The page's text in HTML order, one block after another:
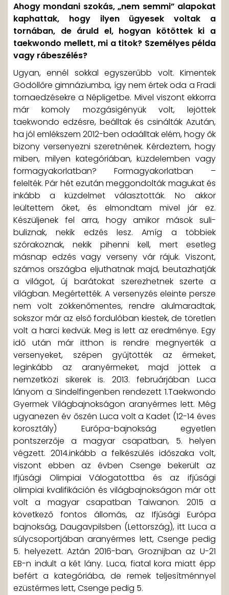
Ahogy mondani szokás, „nem semmi” alapokat
kaphattak, hogy ilyen ügyesek voltak a
tornában, de áruld el, hogyan kötöttek ki a
taekwondo mellett, mi a titok? Személyes példa
vagy rábeszélés?
Ugyan, ennél sokkal egyszerűbb volt. Kimentek
Gödöllőre gimnáziumba, így nem értek oda a Fradi
tornaedzésekre a Népligetbe. Mivel viszont ekkorra
már komoly mozgásigényük volt, lejöttek
taekwondo edzésre, beálltak és csinálták Azután,
ha jól emlékszem 2012-ben odaálltak elém, hogy ők
bizony versenyezni szeretnének. Kérdeztem, hogy
miben, milyen kategóriában, küzdelemben vagy
formagyakorlatban? Formagyakorlatban –
felelték. Pár hét ezután meggondolták magukat és
inkább a küzdelmet választották. No akkor
leültettem őket, és elmondtam mivel jár ez.
Készüljenek fel arra, hogy amikor mások suli-
buliznak, nekik edzés lesz. Amíg a többiek
szórakoznak, nekik pihenni kell, mert esetleg
másnap edzés vagy verseny vár rájuk. Viszont,
számos országba eljuthatnak majd, beutazhatják
a világot, új barátokat szerezhetnek szerte a
világban. Megértették. A versenyzés eleinte persze
nem volt zökkenőmentes, rendre alulmaradtak,
sokszor már az első fordulóban kiestek, de töretlen
volt a harci kedvük. Meg is lett az eredménye. Egy
idő után már itthon is rendre megnyerték a
versenyeket, szépen gyűjtötték az érmeket,
leginkább az aranyérmeket, majd jöttek a
nemzetközi sikerek is. 2013. februárjában Luca
lányom a Sindelfingenben rendezett 1.Taekwondo
Gyermek Világbajnokságon aranyérmes lett. Még
ugyanezen év őszén Luca volt a Kadet (12-14 éves
korosztály) Európa-bajnokság egyetlen
pontszerzője a magyar csapatban, 5. helyen
végzett. 2014.inkább a felkészülés időszaka volt,
viszont ebben az évben Csenge bekerült az
Ifjúsági Olimpiai Válogatottba és az ifjúsági
olimpiai kvalifikáción és világbajnokságon már ott
volt a magyar csapatban Taiwanon. 2015 a
következő fontos állomás, az Ifjúsági Európa
bajnokság, Daugavpilsben (Lettország), itt Luca a
súlycsoportjában aranyérmes lett, Csenge pedig
5. helyezett. Aztán 2016-ban, Groznijban az U-21
EB-n indult a két lány. Luca, fiatal kora miatt épp
befért a kategóriába, de remek teljesítménnyel
ezüstérmes lett, Csenge pedig 5.